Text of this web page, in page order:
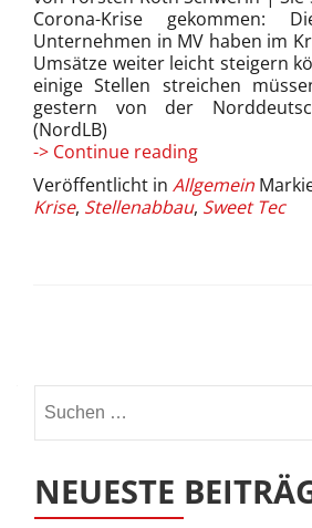
Corona-Krise gekommen:
Unternehmen in MV haben im
Umsätze weiter leicht steigern
einige Stellen streichen
gestern von der
(NordLB)
-> Continue readingGute
Geschäfte
trotz
Corona-
Veröffentlicht in Allgemein
Krise, Stellenabbau, Sweet Tec
Navigation
nach:
NEUESTE